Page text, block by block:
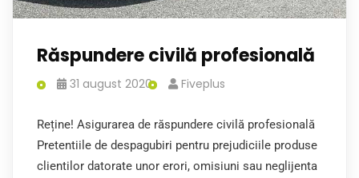
Răspundere civilă profesională
31 august 2020 Fiveplus
Reține! Asigurarea de răspundere civilă profesională
Pretentiile de despagubiri pentru prejudiciile produse
clientilor datorate unor erori, omisiuni sau neglijenta